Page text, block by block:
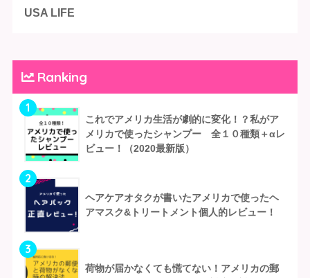
USA LIFE
Ranking
1
これでアメリカ生活が劇的に変化！？私がア
メリカで使ったシャンプー 全１０種類＋αレ
ビュー！（2020最新版）
2
ヘアケアオタクが書いたアメリカで使ったヘ
アマスク&トリートメント個人的レビュー！
3
荷物が届かなくても慌てない！アメリカの郵